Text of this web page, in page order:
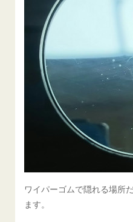
ワイパーゴムで隠れる場所
ます。